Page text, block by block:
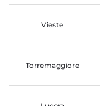
Vieste
Torremaggiore